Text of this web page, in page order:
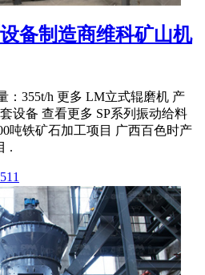
备制造商维科矿山机
：355t/h 更多 LM立式辊磨机 产
设备 查看更多 SP系列振动给料
吨铁矿石加工项目 广西百色时产
.